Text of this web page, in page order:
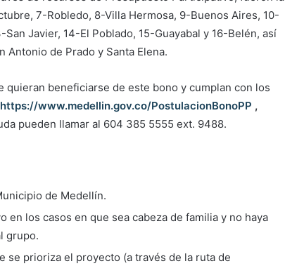
7-Robledo, 8-Villa Hermosa, 9-Buenos Aires, 10-
Javier, 14-El Poblado, 15-Guayabal y 16-Belén, así
Antonio de Prado y Santa Elena.
beneficiarse de este bono y cumplan con los
https://www.medellin.gov.co/PostulacionBonoPP ,
pueden llamar al 604 385 5555 ext. 9488.
de Medellín.
en los casos en que sea cabeza de familia y no haya
grupo.
se prioriza el proyecto (a través de la ruta de